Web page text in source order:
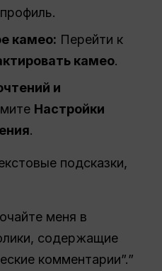
камео: Перейти к
камео.
и
Настройки
.
подсказки,
меня в
содержащие
комментарии”.”